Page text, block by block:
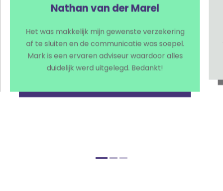
Amanda de Jong
Ik ben al jaren via VerzekeringsAlliantie
verzekerd voor mijn auto en ik ben nog steeds
tevreden!